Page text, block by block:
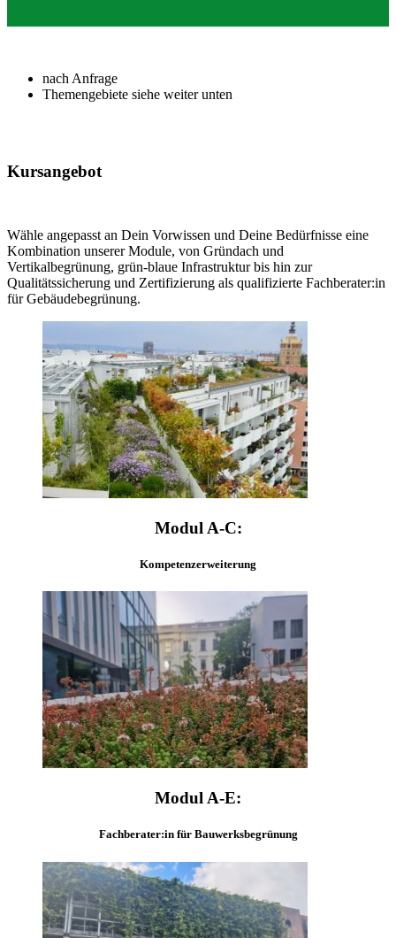
nach Anfrage
Themengebiete siehe weiter unten
Kursangebot
Wähle angepasst an Dein Vorwissen und Deine Bedürfnisse eine
Kombination unserer Module, von Gründach und
Vertikalbegrünung, grün-blaue Infrastruktur bis hin zur
Qualitätssicherung und Zertifizierung als qualifizierte Fachberater:in
für Gebäudebegrünung.
Modul A-C:
Kompetenzerweiterung
Modul A-E:
Fachberater:in für Bauwerksbegrünung